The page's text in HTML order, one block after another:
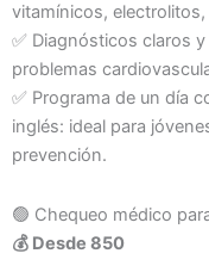
vitamínicos,
✅ Diagnósticos claros
problemas
✅ Programa de un día
inglés: ideal para
prevención.
🟢 Chequeo médico
💰 Desde 850